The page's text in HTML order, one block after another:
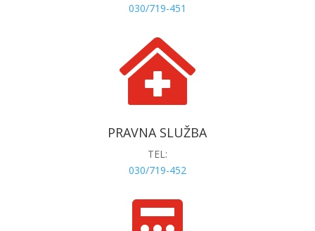
030/719-451

PRAVNA SLUŽBA
TEL:
030/719-452